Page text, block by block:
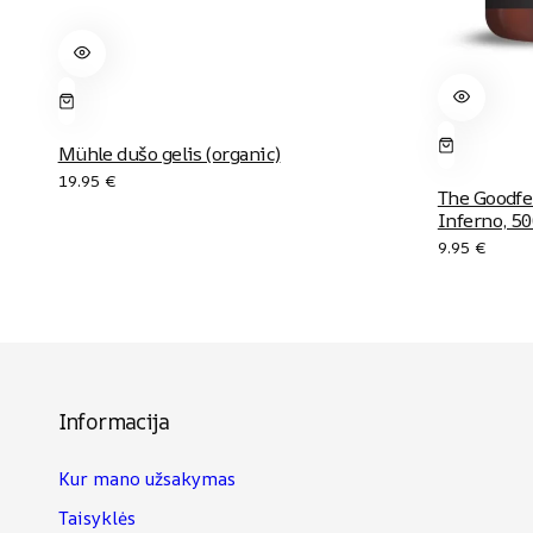
Mühle dušo gelis (organic)
19.95 €
The
Inferno,
9.95 €
Informacija
Kur mano užsakymas
Taisyklės